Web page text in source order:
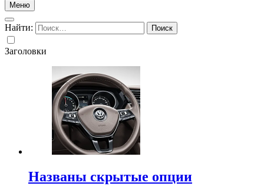
Меню
Найти:
Заголовки
Названы скрытые опции